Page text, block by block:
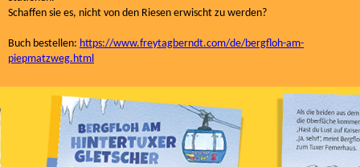
Schaffen sie es, nicht von den Riesen erwischt zu werden?
Buch bestellen: https://www.freytagberndt.com/de/bergfloh-am-
piepmatzweg.html